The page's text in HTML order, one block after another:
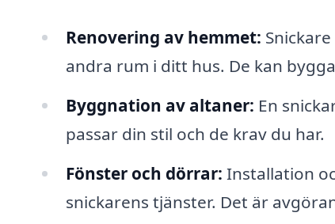
Renovering av hemmet:
andra rum i ditt hus. De kan
Byggnation av altaner: En
passar din stil och de krav du har.
Fönster och dörrar: Installation
snickarens tjänster. Det är